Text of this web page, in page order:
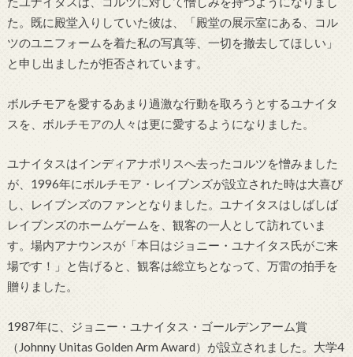
た。既に殿堂入りしていた彼は、「殿堂の展示室にある、コル
ツのユニフォームを着た私の写真等、一切を撤去してほしい」
と申し出ましたが拒否されています。
ボルチモアを愛するあまり過激な行動を取ろうとするユナイタ
スを、ボルチモアの人々は更に愛するようになりました。
ユナイタスはインディアナポリスへ去ったコルツを憎みました
が、1996年にボルチモア・レイブンズが設立された時は大喜び
し、レイブンズのファンとなりました。ユナイタスはしばしば
レイブンズのホームゲームを、観客の一人として訪れていま
す。場内アナウンスが「本日はジョニー・ユナイタス氏がご来
場です！」と告げると、観客は総立ちとなって、万雷の拍手を
贈りました。
1987年に、ジョニー・ユナイタス・ゴールデンアーム賞
（Johnny Unitas Golden Arm Award）が設立されました。大学4